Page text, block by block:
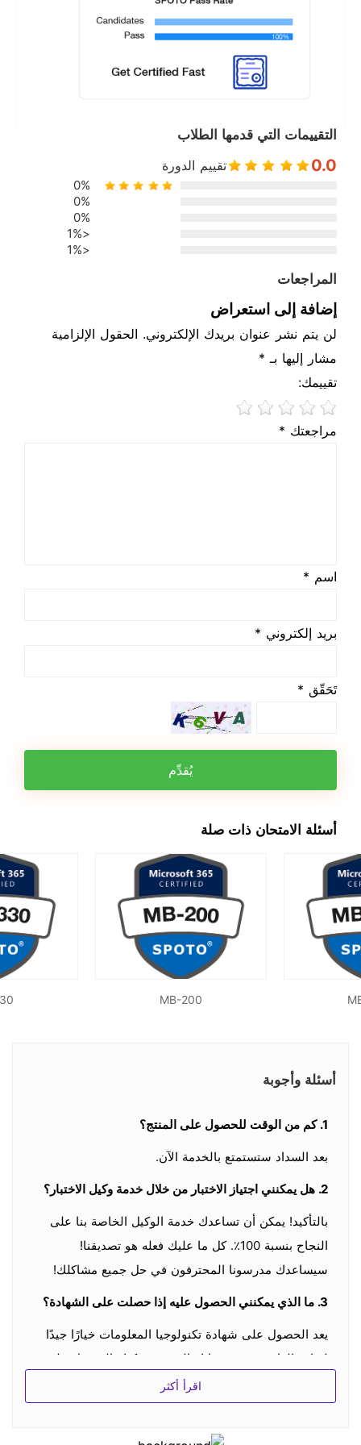
التقييمات التي قدمها الطلاب
0.0 تقييم الدورة
0%
0%
0%
<1%
<1%
المراجعات
إضافة إلى استعراض
لن يتم نشر عنوان بريدك الإلكتروني. الحقول الإلزامية
مشار إليها بـ *
تقييمك:
مراجعتك *
اسم *
بريد إلكتروني *
تَحَقّق *
يُقدِّم
أسئلة الامتحان ذات صلة
MB-200
أسئلة وأجوبة
1. كم من الوقت للحصول على المنتج؟
بعد السداد ستستمتع بالخدمة الآن.
2. هل يمكنني اجتياز الاختبار من خلال خدمة وكيل الاختبار؟
بالتأكيد! يمكن أن تساعدك خدمة الوكيل الخاصة بنا على
النجاح بنسبة 100٪. كل ما عليك فعله هو تصديقنا!
سيساعدك مدرسونا المحترفون في حل جميع مشاكلك!
3. ما الذي يمكنني الحصول عليه إذا حصلت على الشهادة؟
يعد الحصول على شهادة تكنولوجيا المعلومات خيارًا جيدًا
لزيادة الراتب وتعزيز حياتك المهنية. يمكنك الحصول على
شهادة تكنولوجيا المعلومات التي يمكنها التحقق من قدرتك
في الصناعة.
اقرأ أكثر